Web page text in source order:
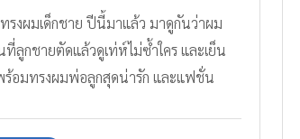
รงผมเด็กชาย ปีนี้มาแล้ว มาดูกันว่าผม
ที่ลูกชายตัดแล้วดูเท่ห์ไม่ซ้ำใคร และเย็น
อมทรงผมพ่อลูกสุดน่ารัก และแฟชั่น